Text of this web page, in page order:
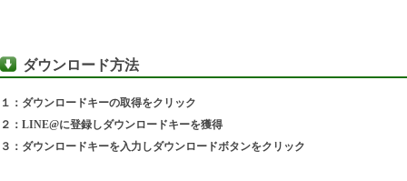
ダウンロード方法
１：ダウンロードキーの取得をクリック
２：LINE@に登録しダウンロードキーを獲得
３：ダウンロードキーを入力しダウンロードボタンをクリック